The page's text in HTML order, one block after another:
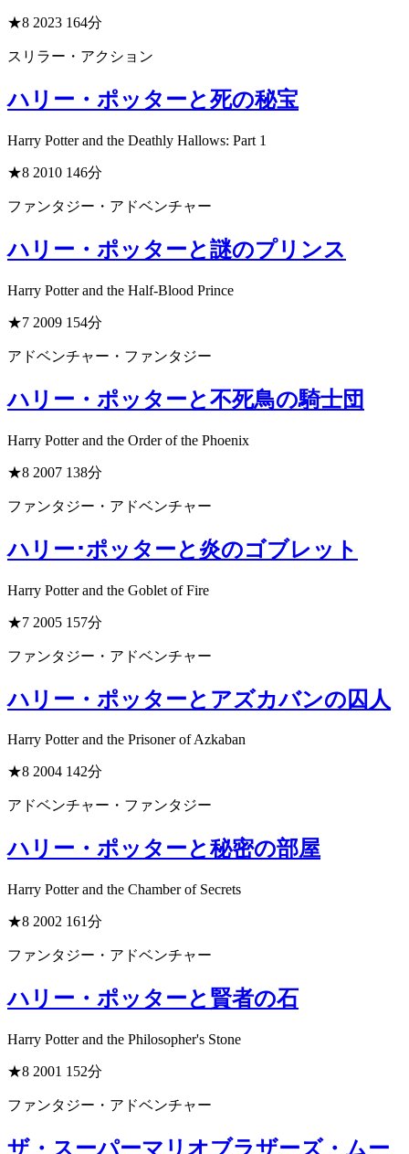
★8 2023 164分
スリラー・アクション
ハリー・ポッターと死の秘宝
Harry Potter and the Deathly Hallows: Part 1
★8 2010 146分
ファンタジー・アドベンチャー
ハリー・ポッターと謎のプリンス
Harry Potter and the Half-Blood Prince
★7 2009 154分
アドベンチャー・ファンタジー
ハリー・ポッターと不死鳥の騎士団
Harry Potter and the Order of the Phoenix
★8 2007 138分
ファンタジー・アドベンチャー
ハリー･ポッターと炎のゴブレット
Harry Potter and the Goblet of Fire
★7 2005 157分
ファンタジー・アドベンチャー
ハリー・ポッターとアズカバンの囚人
Harry Potter and the Prisoner of Azkaban
★8 2004 142分
アドベンチャー・ファンタジー
ハリー・ポッターと秘密の部屋
Harry Potter and the Chamber of Secrets
★8 2002 161分
ファンタジー・アドベンチャー
ハリー・ポッターと賢者の石
Harry Potter and the Philosopher's Stone
★8 2001 152分
ファンタジー・アドベンチャー
ザ・スーパーマリオブラザーズ・ムー